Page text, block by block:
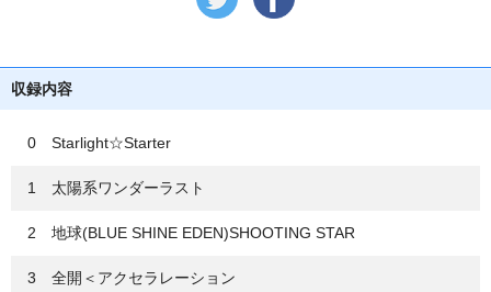
収録内容
0 Starlight☆Starter
1 太陽系ワンダーラスト
2 地球(BLUE SHINE EDEN)SHOOTING STAR
3 全開＜アクセラレーション